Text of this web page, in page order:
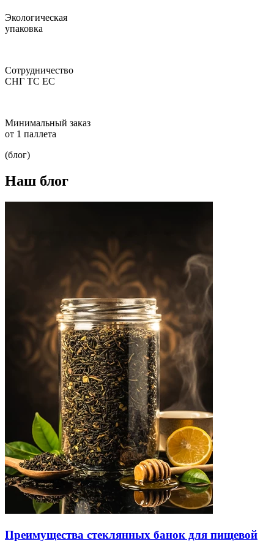
Экологическая
упаковка
Сотрудничество
СНГ ТС ЕС
Минимальный заказ
от 1 паллета
(блог)
Наш блог
Преимущества стеклянных банок для пищевой